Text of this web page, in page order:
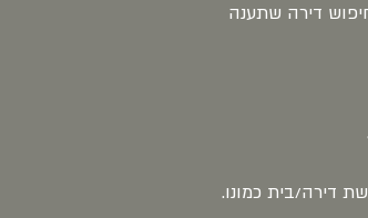
דירה שתענה
דירה/בית כמונו.